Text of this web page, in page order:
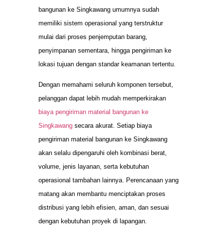
bangunan ke Singkawang umumnya sudah
memiliki sistem operasional yang terstruktur
mulai dari proses penjemputan barang,
penyimpanan sementara, hingga pengiriman ke
lokasi tujuan dengan standar keamanan tertentu.
Dengan memahami seluruh komponen tersebut,
pelanggan dapat lebih mudah memperkirakan
biaya pengiriman material bangunan ke
Singkawang secara akurat. Setiap biaya
pengiriman material bangunan ke Singkawang
akan selalu dipengaruhi oleh kombinasi berat,
volume, jenis layanan, serta kebutuhan
operasional tambahan lainnya. Perencanaan yang
matang akan membantu menciptakan proses
distribusi yang lebih efisien, aman, dan sesuai
dengan kebutuhan proyek di lapangan.